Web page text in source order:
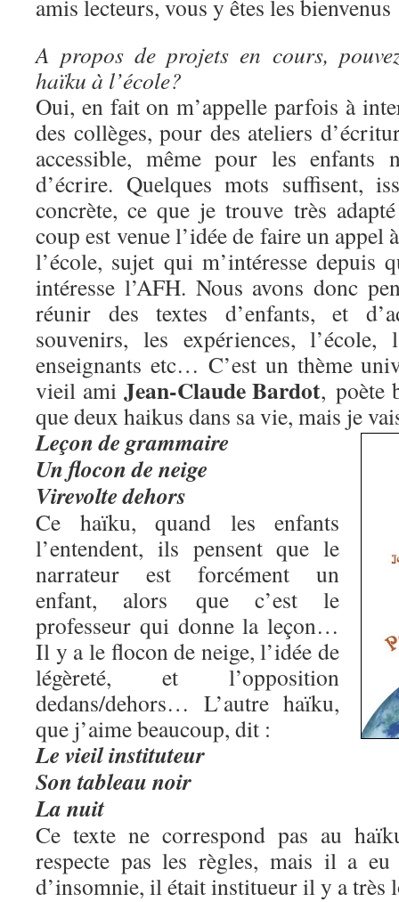
amis lecteurs, vous y êtes les bienvenus
A propos de projets en cours,
haïku à l’école?
Oui, en fait on m’appelle parfois à
des collèges, pour des ateliers
accessible, même pour les enfants
d’écrire. Quelques mots suffisent,
concrète, ce que je trouve très
coup est venue l’idée de faire un appel
l’école, sujet qui m’intéresse depuis
intéresse l’AFH. Nous avons donc
réunir des textes d’enfants, et
souvenirs, les expériences,
enseignants etc… C’est un thème
vieil ami Jean-Claude Bardot, poète
que deux haikus dans sa vie, mais je
Leçon de grammaire
Un flocon de neige
Virevolte dehors
Ce haïku, quand les enfants
l’entendent, ils pensent que le
narrateur est forcément un
enfant, alors que c’est le
professeur qui donne la leçon…
Il y a le flocon de neige, l’idée de
légèreté, et l’opposition
dedans/dehors… L’autre haïku,
que j’aime beaucoup, dit :
Le vieil instituteur
Son tableau noir
La nuit
Ce texte ne correspond pas au
respecte pas les règles, mais il a
d’insomnie, il était institueur il y a